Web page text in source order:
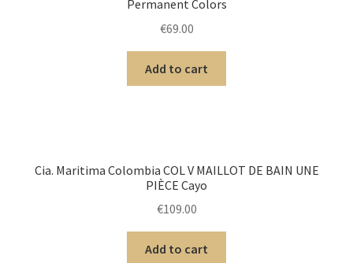
Permanent Colors
€69.00
Add to cart
Cia. Maritima Colombia COL V MAILLOT DE BAIN UNE
PIÈCE Cayo
€109.00
Add to cart